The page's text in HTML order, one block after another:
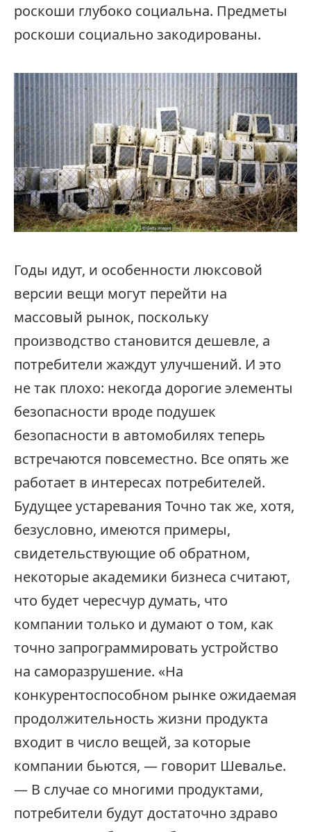
роскоши глубоко социальна. Предметы
роскоши социально закодированы.
Годы идут, и особенности люксовой
версии вещи могут перейти на
массовый рынок, поскольку
производство становится дешевле, а
потребители жаждут улучшений. И это
не так плохо: некогда дорогие элементы
безопасности вроде подушек
безопасности в автомобилях теперь
встречаются повсеместно. Все опять же
работает в интересах потребителей.
Будущее устаревания Точно так же, хотя,
безусловно, имеются примеры,
свидетельствующие об обратном,
некоторые академики бизнеса считают,
что будет чересчур думать, что
компании только и думают о том, как
точно запрограммировать устройство
на саморазрушение. «На
конкурентоспособном рынке ожидаемая
продолжительность жизни продукта
входит в число вещей, за которые
компании бьются, — говорит Шевалье.
— В случае со многими продуктами,
потребители будут достаточно здраво